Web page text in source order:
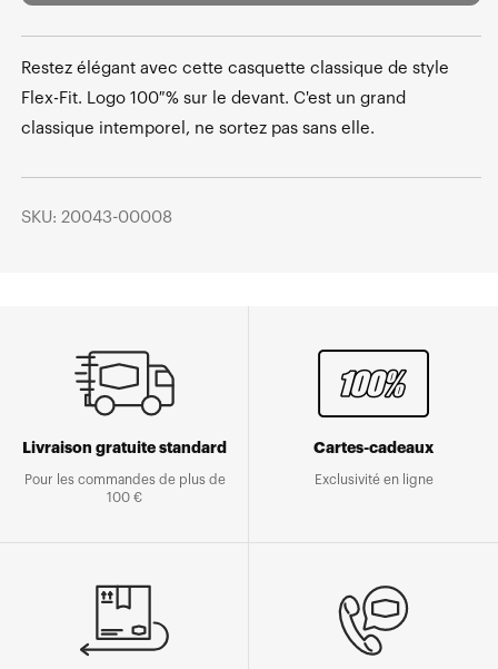
Restez élégant avec cette casquette classique de style
Flex-Fit. Logo 100 % sur le devant. C'est un grand
classique intemporel, ne sortez pas sans elle.
SKU: 20043-00008
Livraison gratuite standard
Pour les commandes de plus de
100 €
Cartes-cadeaux
Exclusivité en ligne